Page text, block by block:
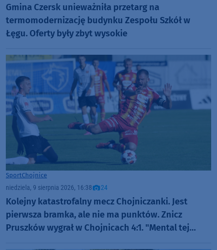
Gmina Czersk unieważniła przetarg na
termomodernizację budynku Zespołu Szkół w
Łęgu. Oferty były zbyt wysokie
SportChojnice
niedziela, 9 sierpnia 2026, 16:38 24
Kolejny katastrofalny mecz Chojniczanki. Jest
pierwsza bramka, ale nie ma punktów. Znicz
Pruszków wygrał w Chojnicach 4:1. "Mental tej